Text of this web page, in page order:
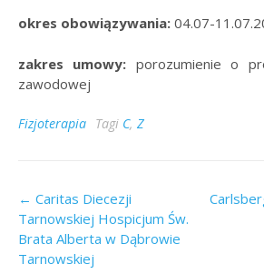
okres obowiązywania: 04.07-
zakres umowy: porozumienie o
zawodowej
Fizjoterapia Tagi C, Z
Post
navigation
← Caritas Diecezji
Tarnowskiej Hospicjum Św.
Brata Alberta w Dąbrowie
Tarnowskiej